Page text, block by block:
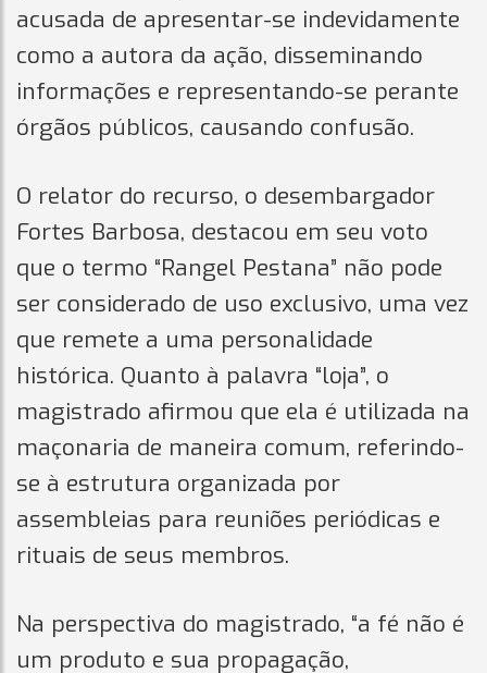
acusada de apresentar-se indevidamente
como a autora da ação, disseminando
informações e representando-se perante
órgãos públicos, causando confusão.
O relator do recurso, o desembargador
Fortes Barbosa, destacou em seu voto
que o termo “Rangel Pestana” não pode
ser considerado de uso exclusivo, uma vez
que remete a uma personalidade
histórica. Quanto à palavra “loja”, o
magistrado afirmou que ela é utilizada na
maçonaria de maneira comum, referindo-
se à estrutura organizada por
assembleias para reuniões periódicas e
rituais de seus membros.
Na perspectiva do magistrado, “a fé não é
um produto e sua propagação,